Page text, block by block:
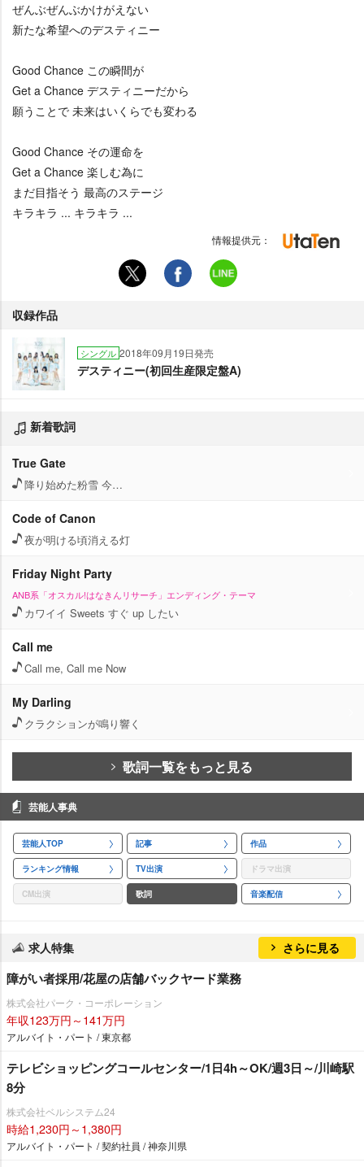
ぜんぶぜんぶかけがえない
新たな希望へのデスティニー
Good Chance この瞬間が
Get a Chance デスティニーだから
願うことで 未来はいくらでも変わる
Good Chance その運命を
Get a Chance 楽しむ為に
まだ目指そう 最高のステージ
キラキラ ... キラキラ ...
情報提供元：
収録作品
シングル 2018年09月19日発売
デスティニー(初回生産限定盤A)
新着歌詞
True Gate
降り始めた粉雪 今…
Code of Canon
夜が明ける頃消える灯
Friday Night Party
ANB系「オスカル!はなきんリサーチ」エンディング・テーマ
カワイイ Sweets すぐ up したい
Call me
Call me, Call me Now
My Darling
クラクションが鳴り響く
歌詞一覧をもっと見る
芸能人事典
芸能人TOP 記事 作品
ランキング情報 TV出演 ドラマ出演
CM出演 歌詞 音楽配信
求人特集 さらに見る
障がい者採用/花屋の店舗バックヤード業務
株式会社パーク・コーポレーション
年収123万円～141万円
アルバイト・パート / 東京都
テレビショッピングコールセンター/1日4h～OK/週3日～/川崎駅
8分
株式会社ベルシステム24
時給1,230円～1,380円
アルバイト・パート / 契約社員 / 神奈川県